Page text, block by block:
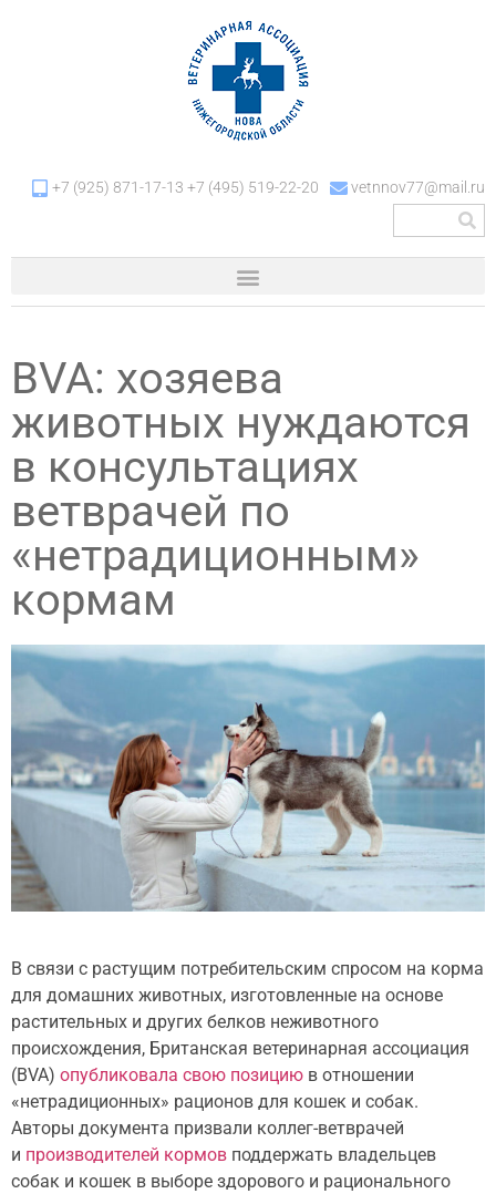
+7 (925) 871-17-13 +7 (495) 519-22-20 vetnnov77@mail.ru
BVA: хозяева
животных нуждаются
в консультациях
ветврачей по
«нетрадиционным»
кормам
В связи с растущим потребительским спросом на корма
для домашних животных, изготовленные на основе
растительных и других белков неживотного
происхождения, Британская ветеринарная ассоциация
(BVA) опубликовала свою позицию в отношении
«нетрадиционных» рационов для кошек и собак.
Авторы документа призвали коллег-ветврачей
и производителей кормов поддержать владельцев
собак и кошек в выборе здорового и рационального